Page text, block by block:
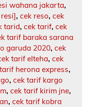
wahana jakarta,
, cek reso, cek
tarid, cek tarif, cek
tarif baraka sarana
garuda 2020, cek
tarif elteha, cek
herona express,
, cek tarif kargo
, cek tarif kirim jne,
, cek tarif kobra